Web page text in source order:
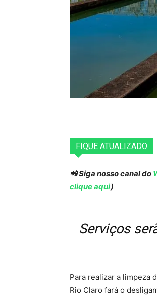
FIQUE ATUALIZADO
📲 Siga nosso canal do
clique aqui)
Serviços
Para realizar a limpeza
Rio Claro fará o